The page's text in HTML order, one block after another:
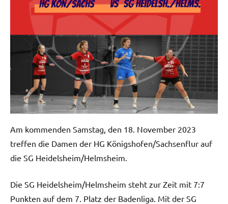
Am kommenden Samstag, den 18. November 2023
treffen die Damen der HG Königshofen/Sachsenflur auf
die SG Heidelsheim/Helmsheim.
Die SG Heidelsheim/Helmsheim steht zur Zeit mit 7:7
Punkten auf dem 7. Platz der Badenliga. Mit der SG